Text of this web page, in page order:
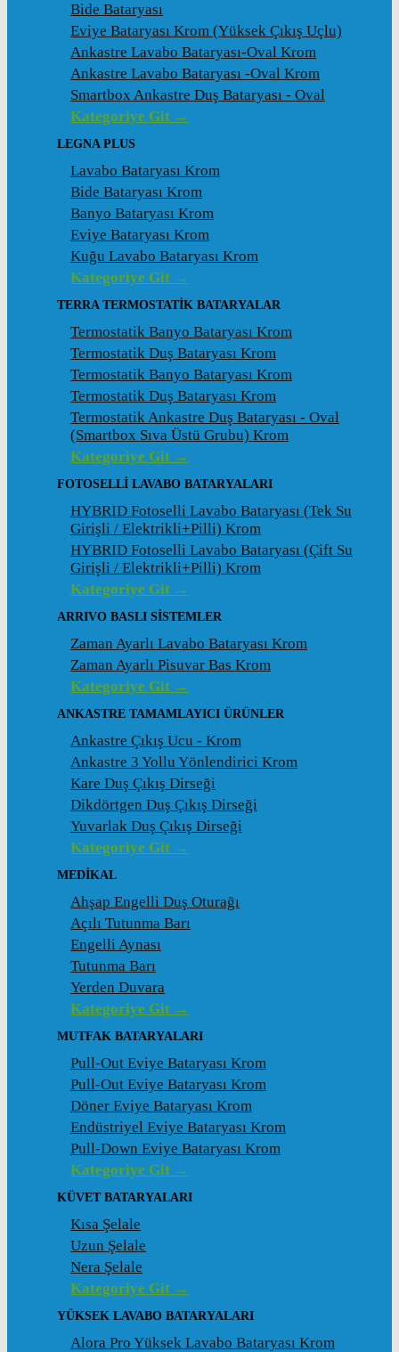
Bide Bataryası
Eviye Bataryası Krom (Yüksek Çıkış Uçlu)
Ankastre Lavabo Bataryası-Oval Krom
Ankastre Lavabo Bataryası -Oval Krom
Smartbox Ankastre Duş Bataryası - Oval
Kategoriye Git →
LEGNA PLUS
Lavabo Bataryası Krom
Bide Bataryası Krom
Banyo Bataryası Krom
Eviye Bataryası Krom
Kuğu Lavabo Bataryası Krom
Kategoriye Git →
TERRA TERMOSTATİK BATARYALAR
Termostatik Banyo Bataryası Krom
Termostatik Duş Bataryası Krom
Termostatik Banyo Bataryası Krom
Termostatik Duş Bataryası Krom
Termostatik Ankastre Duş Bataryası - Oval
(Smartbox Sıva Üstü Grubu) Krom
Kategoriye Git →
FOTOSELLİ LAVABO BATARYALARI
HYBRID Fotoselli Lavabo Bataryası (Tek Su
Girişli / Elektrikli+Pilli) Krom
HYBRID Fotoselli Lavabo Bataryası (Çift Su
Girişli / Elektrikli+Pilli) Krom
Kategoriye Git →
ARRIVO BASLI SİSTEMLER
Zaman Ayarlı Lavabo Bataryası Krom
Zaman Ayarlı Pisuvar Bas Krom
Kategoriye Git →
ANKASTRE TAMAMLAYICI ÜRÜNLER
Ankastre Çıkış Ucu - Krom
Ankastre 3 Yollu Yönlendirici Krom
Kare Duş Çıkış Dirseği
Dikdörtgen Duş Çıkış Dirseği
Yuvarlak Duş Çıkış Dirseği
Kategoriye Git →
MEDİKAL
Ahşap Engelli Duş Oturağı
Açılı Tutunma Barı
Engelli Aynası
Tutunma Barı
Yerden Duvara
Kategoriye Git →
MUTFAK BATARYALARI
Pull-Out Eviye Bataryası Krom
Pull-Out Eviye Bataryası Krom
Döner Eviye Bataryası Krom
Endüstriyel Eviye Bataryası Krom
Pull-Down Eviye Bataryası Krom
Kategoriye Git →
KÜVET BATARYALARI
Kısa Şelale
Uzun Şelale
Nera Şelale
Kategoriye Git →
YÜKSEK LAVABO BATARYALARI
Alora Pro Yüksek Lavabo Bataryası Krom